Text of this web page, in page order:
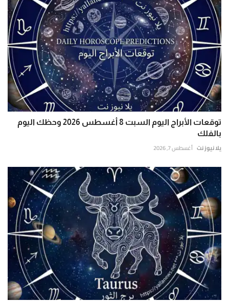
توقعات الأبراج اليوم السبت 8 أغسطس 2026 وحظك اليوم
بالفلك
يلا نيوز نت أغسطس 7, 2026